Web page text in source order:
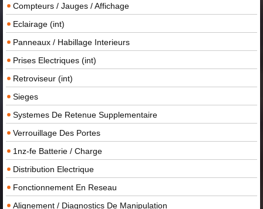
Compteurs / Jauges / Affichage
Eclairage (int)
Panneaux / Habillage Interieurs
Prises Electriques (int)
Retroviseur (int)
Sieges
Systemes De Retenue Supplementaire
Verrouillage Des Portes
1nz-fe Batterie / Charge
Distribution Electrique
Fonctionnement En Reseau
Alignement / Diagnostics De Manipulation